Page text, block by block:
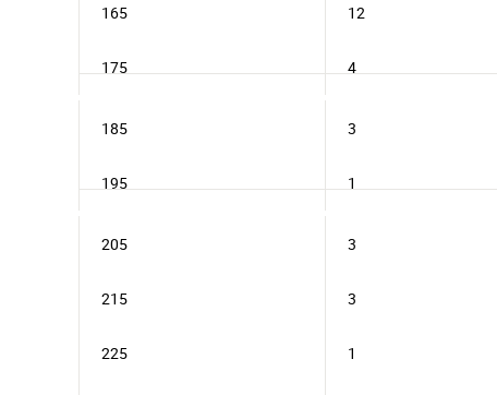
165 12
175 4
185 3
195 1
205 3
215 3
225 1